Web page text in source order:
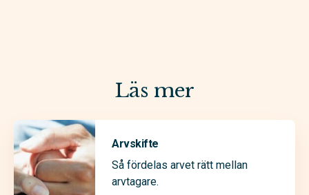
Läs mer
Arvskifte
Så fördelas arvet rätt mellan
arvtagare.